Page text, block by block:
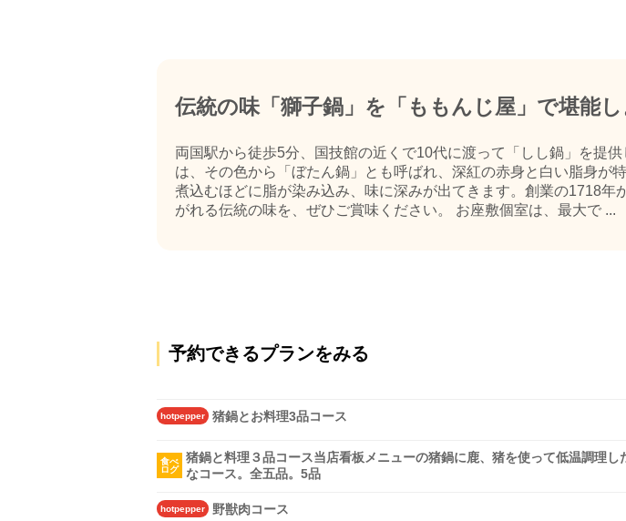
伝統の味「獅子鍋」を「ももんじ屋」で堪能
両国駅から徒歩5分、国技館の近くで10代に渡って「しし鍋」を提
は、その色から「ぼたん鍋」とも呼ばれ、深紅の赤身と白い脂身が
煮込むほどに脂が染み込み、味に深みが出てきます。創業の1718年
がれる伝統の味を、ぜひご賞味ください。 お座敷個室は、最大で ...
予約できるプランをみる
hotpepper 猪鍋とお料理3品コース
食べ
ログ
猪鍋と料理３品コース当店看板メニューの猪鍋に鹿、猪を使って低温調理し
なコース。全五品。5品
hotpepper 野獣肉コース